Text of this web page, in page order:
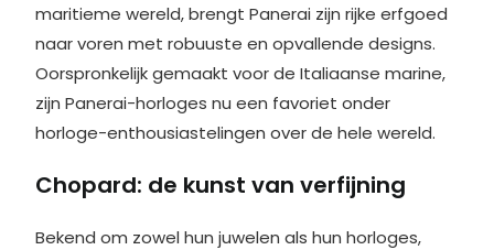
maritieme wereld, brengt Panerai zijn rijke erfgoed
naar voren met robuuste en opvallende designs.
Oorspronkelijk gemaakt voor de Italiaanse marine,
zijn Panerai-horloges nu een favoriet onder
horloge-enthousiastelingen over de hele wereld.
Chopard: de kunst van verfijning
Bekend om zowel hun juwelen als hun horloges,